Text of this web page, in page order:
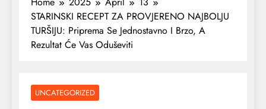
STARINSKI RECEPT ZA PROVJERENO NAJBOLJU
TURŠIJU: Priprema Se Jednostavno I Brzo, A
Rezultat Će Vas Oduševiti
UNCATEGORIZED